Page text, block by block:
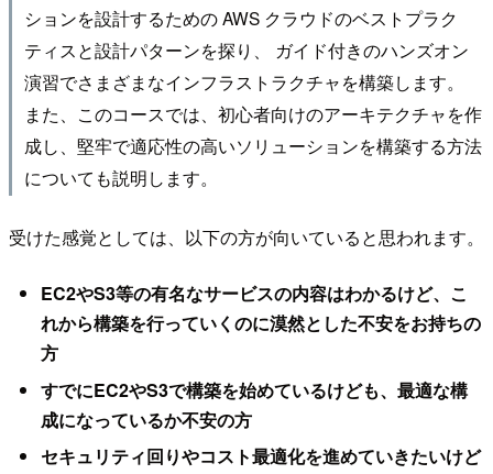
ションを設計するための AWS クラウドのベストプラク
ティスと設計パターンを探り、 ガイド付きのハンズオン
演習でさまざまなインフラストラクチャを構築します。
また、このコースでは、初心者向けのアーキテクチャを作
成し、堅牢で適応性の高いソリューションを構築する方法
についても説明します。
受けた感覚としては、以下の方が向いていると思われます。
EC2やS3等の有名なサービスの内容はわかるけど、こ
れから構築を行っていくのに漠然とした不安をお持ちの
方
すでにEC2やS3で構築を始めているけども、最適な構
成になっているか不安の方
セキュリティ回りやコスト最適化を進めていきたいけど